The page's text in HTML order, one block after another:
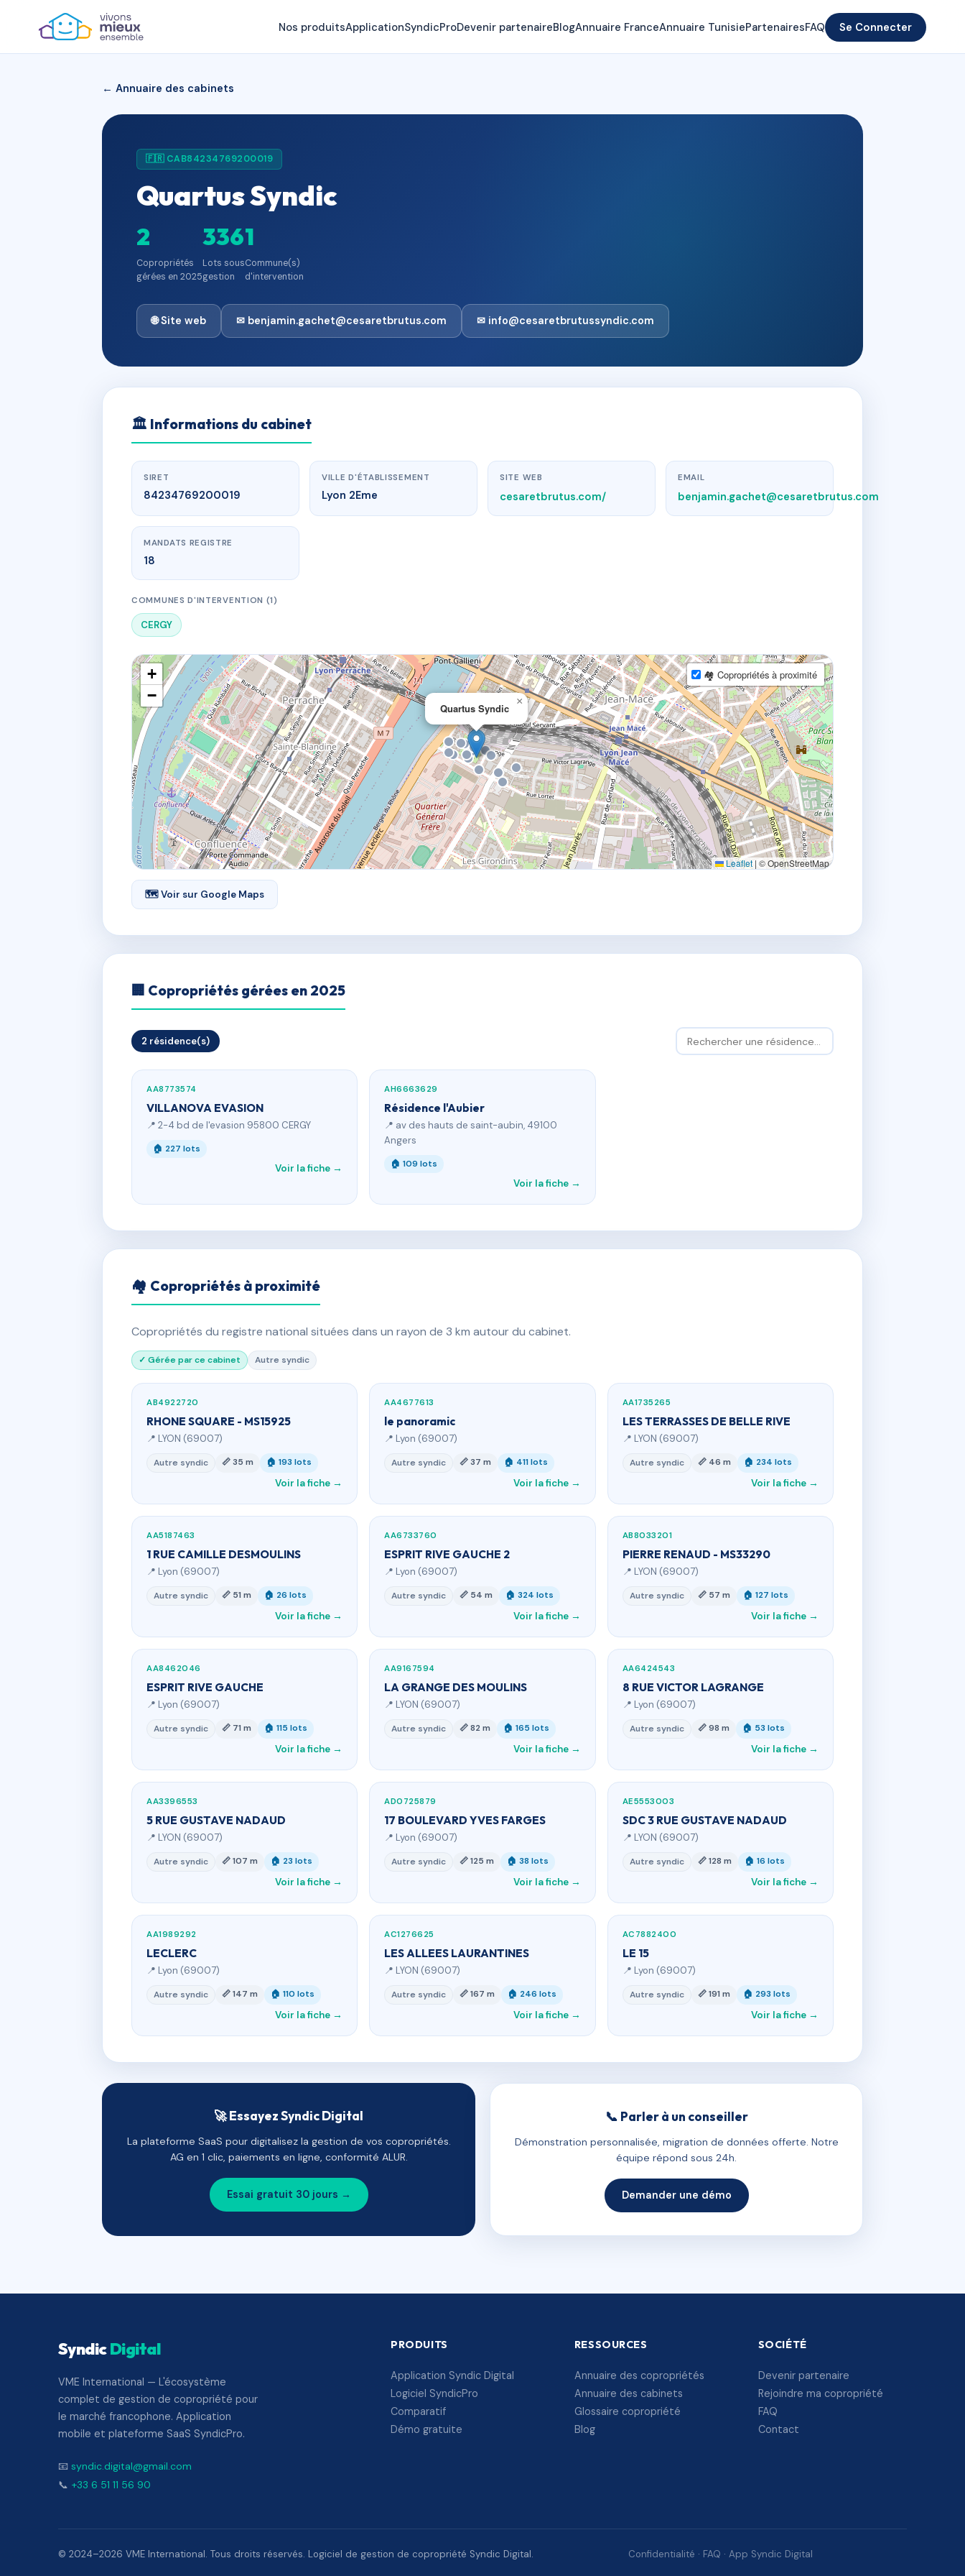
Nos produitsApplicationSyndicProDevenir partenaireBlogAnnuaire FranceAnnuaire TunisiePartenairesFAQ Se Connecter
← Annuaire des cabinets
🇫🇷 CAB84234769200019
Quartus Syndic
2
Copropriétés
gérées en 2025
336
Lots sous
gestion
1
Commune(s)
d'intervention
🌐 Site web ✉ benjamin.gachet@cesaretbrutus.com ✉ info@cesaretbrutussyndic.com​
🏛 Informations du cabinet
SIRET
84234769200019
VILLE D'ÉTABLISSEMENT
Lyon 2Eme
SITE WEB
cesaretbrutus.com/
EMAIL
benjamin.gachet@cesaretbrutus.com
MANDATS REGISTRE
18
COMMUNES D'INTERVENTION (1)
CERGY
Quartus Syndic
×
+
−
🏘 Copropriétés à proximité
Leaflet | © OpenStreetMap
🗺 Voir sur Google Maps
🏢 Copropriétés gérées en 2025
2 résidence(s)
AA8773574
VILLANOVA EVASION
📍 2-4 bd de l'evasion 95800 CERGY
🏠 227 lots
Voir la fiche →
AH6663629
Résidence l'Aubier
📍 av des hauts de saint-aubin, 49100
Angers
🏠 109 lots
Voir la fiche →
🏘 Copropriétés à proximité
Copropriétés du registre national situées dans un rayon de 3 km autour du cabinet.
✓ Gérée par ce cabinet Autre syndic
AB4922720
RHONE SQUARE - MS15925
📍 LYON (69007)
Autre syndic 📏 35 m 🏠 193 lots
Voir la fiche →
AA4677613
le panoramic
📍 Lyon (69007)
Autre syndic 📏 37 m 🏠 411 lots
Voir la fiche →
AA1735265
LES TERRASSES DE BELLE RIVE
📍 LYON (69007)
Autre syndic 📏 46 m 🏠 234 lots
Voir la fiche →
AA5187463
1 RUE CAMILLE DESMOULINS
📍 Lyon (69007)
Autre syndic 📏 51 m 🏠 26 lots
Voir la fiche →
AA6733760
ESPRIT RIVE GAUCHE 2
📍 Lyon (69007)
Autre syndic 📏 54 m 🏠 324 lots
Voir la fiche →
AB8033201
PIERRE RENAUD - MS33290
📍 LYON (69007)
Autre syndic 📏 57 m 🏠 127 lots
Voir la fiche →
AA8462046
ESPRIT RIVE GAUCHE
📍 Lyon (69007)
Autre syndic 📏 71 m 🏠 115 lots
Voir la fiche →
AA9167594
LA GRANGE DES MOULINS
📍 LYON (69007)
Autre syndic 📏 82 m 🏠 165 lots
Voir la fiche →
AA6424543
8 RUE VICTOR LAGRANGE
📍 Lyon (69007)
Autre syndic 📏 98 m 🏠 53 lots
Voir la fiche →
AA3396553
5 RUE GUSTAVE NADAUD
📍 LYON (69007)
Autre syndic 📏 107 m 🏠 23 lots
Voir la fiche →
AD0725879
17 BOULEVARD YVES FARGES
📍 Lyon (69007)
Autre syndic 📏 125 m 🏠 38 lots
Voir la fiche →
AE5553003
SDC 3 RUE GUSTAVE NADAUD
📍 LYON (69007)
Autre syndic 📏 128 m 🏠 16 lots
Voir la fiche →
AA1989292
LECLERC
📍 Lyon (69007)
Autre syndic 📏 147 m 🏠 110 lots
Voir la fiche →
AC1276625
LES ALLEES LAURANTINES
📍 LYON (69007)
Autre syndic 📏 167 m 🏠 246 lots
Voir la fiche →
AC7882400
LE 15
📍 Lyon (69007)
Autre syndic 📏 191 m 🏠 293 lots
Voir la fiche →
🚀 Essayez Syndic Digital
La plateforme SaaS pour digitalisez la gestion de vos copropriétés.
AG en 1 clic, paiements en ligne, conformité ALUR.
Essai gratuit 30 jours →
📞 Parler à un conseiller
Démonstration personnalisée, migration de données offerte. Notre
équipe répond sous 24h.
Demander une démo
SyndicDigital
VME International — L'écosystème
complet de gestion de copropriété pour
le marché francophone. Application
mobile et plateforme SaaS SyndicPro.
📧 syndic.digital@gmail.com
📞 +33 6 51 11 56 90
PRODUITS
Application Syndic Digital
Logiciel SyndicPro
Comparatif
Démo gratuite
RESSOURCES
Annuaire des copropriétés
Annuaire des cabinets
Glossaire copropriété
Blog
SOCIÉTÉ
Devenir partenaire
Rejoindre ma copropriété
FAQ
Contact
© 2024–2026 VME International. Tous droits réservés. Logiciel de gestion de copropriété Syndic Digital. Confidentialité · FAQ · App Syndic Digital